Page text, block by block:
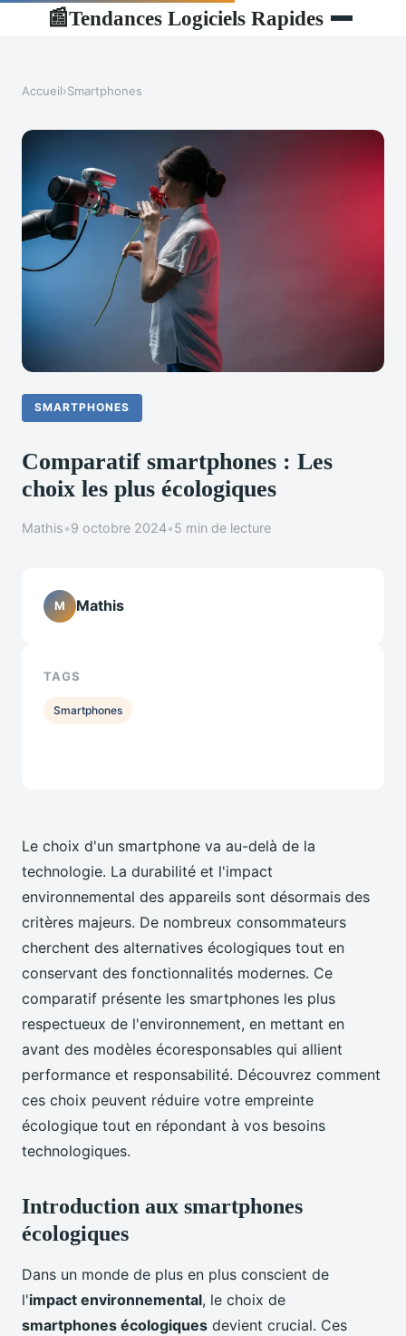
📰Tendances Logiciels Rapides
Accueil›Smartphones
SMARTPHONES
Comparatif smartphones : Les
choix les plus écologiques
Mathis•9 octobre 2024•5 min de lecture
Le choix d'un smartphone va au-delà de la
technologie. La durabilité et l'impact
environnemental des appareils sont désormais des
critères majeurs. De nombreux consommateurs
cherchent des alternatives écologiques tout en
conservant des fonctionnalités modernes. Ce
comparatif présente les smartphones les plus
respectueux de l'environnement, en mettant en
avant des modèles écoresponsables qui allient
performance et responsabilité. Découvrez comment
ces choix peuvent réduire votre empreinte
écologique tout en répondant à vos besoins
technologiques.
Introduction aux smartphones
écologiques
Dans un monde de plus en plus conscient de
l'impact environnemental, le choix de
smartphones écologiques devient crucial. Ces
M Mathis
TAGS
Smartphones